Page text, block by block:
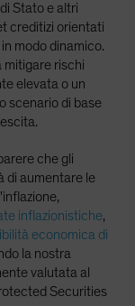
Stato e altri
creditizi orientati
modo dinamico.
mitigare rischi
elevata o un
scenario di base
che gli
di aumentare le
inflazionistiche,
economica di
la nostra
valutata al
Securities